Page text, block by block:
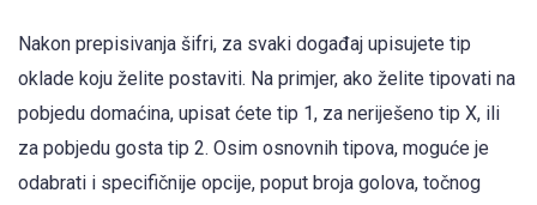
Nakon prepisivanja šifri, za svaki događaj upisujete tip
oklade koju želite postaviti. Na primjer, ako želite tipovati na
pobjedu domaćina, upisat ćete tip 1, za neriješeno tip X, ili
za pobjedu gosta tip 2. Osim osnovnih tipova, moguće je
odabrati i specifičnije opcije, poput broja golova, točnog